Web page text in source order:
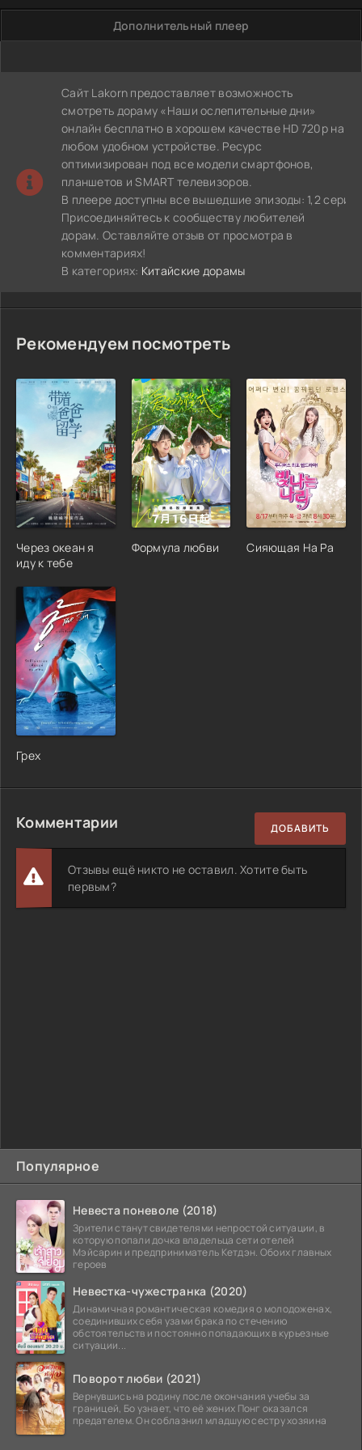
Популярное
Невеста поневоле (2018)
Зрители станут свидетелями непростой ситуации, в
которую попали дочка владельца сети отелей
Мэйсарин и предприниматель Кетдэн. Обоих главных
героев
Невестка-чужестранка (2020)
Динамичная романтическая комедия о молодоженах,
соединивших себя узами брака по стечению
обстоятельств и постоянно попадающих в курьезные
ситуации...
Поворот любви (2021)
Вернувшись на родину после окончания учебы за
границей, Бо узнает, что её жених Понг оказался
предателем. Он соблазнил младшую сестру хозяина
Дополнительный плеер
Сайт Lakorn предоставляет возможность
смотреть дораму «Наши ослепительные дни»
онлайн бесплатно в хорошем качестве HD 720p на
любом удобном устройстве. Ресурс
оптимизирован под все модели смартфонов,
планшетов и SMART телевизоров.
В плеере доступны все вышедшие эпизоды: 1,2 серия.
Присоединяйтесь к сообществу любителей
дорам. Оставляйте отзыв от просмотра в
комментариях!
В категориях: Китайские дорамы
Рекомендуем посмотреть
Через океан я
иду к тебе
Формула любви Сияющая На Ра
Грех
Комментарии ДОБАВИТЬ
Отзывы ещё никто не оставил. Хотите быть
первым?